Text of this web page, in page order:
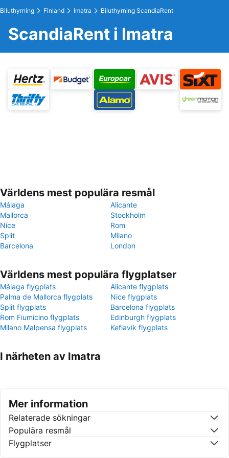
Biluthyrning Finland Imatra Biluthyrning ScandiaRent
ScandiaRent i Imatra
Världens mest populära resmål
Málaga
Alicante
Mallorca
Stockholm
Nice
Rom
Split
Milano
Barcelona
London
Världens mest populära flygplatser
Málaga flygplats
Alicante flygplats
Palma de Mallorca flygplats
Nice flygplats
Split flygplats
Barcelona flygplats
Rom Fiumicino flygplats
Edinburgh flygplats
Milano Malpensa flygplats
Keflavík flygplats
I närheten av Imatra
Mer information
Relaterade sökningar
Populära resmål
Flygplatser